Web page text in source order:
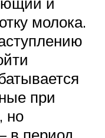
молока.
при
но